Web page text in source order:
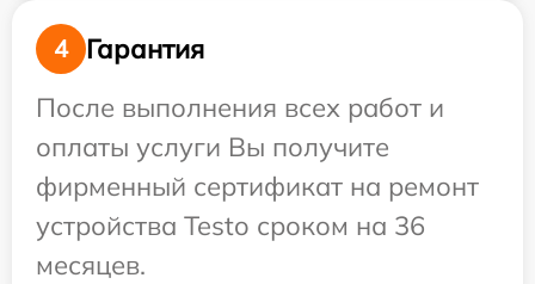
4
Гарантия
После выполнения всех работ и
оплаты услуги Вы получите
фирменный сертификат на ремонт
устройства Testo сроком на 36
месяцев.